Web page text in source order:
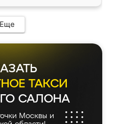
Еще
ТАКСИ
САЛОНА
Москвы и